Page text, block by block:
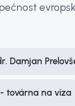
Damjan
továrna na víza